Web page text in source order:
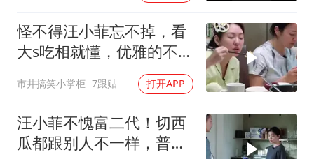
怪不得汪小菲忘不掉，看
大s吃相就懂，优雅的不是
市井搞笑小掌柜 7跟贴 打开APP
汪小菲不愧富二代！切西
瓜都跟别人不一样，普通